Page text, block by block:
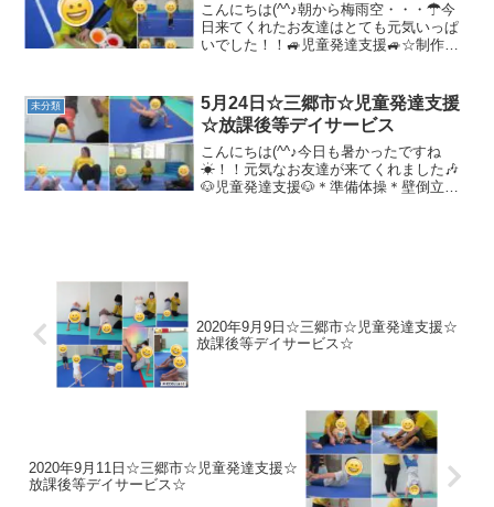
こんにちは(^^♪朝から梅雨空・・・☂今
日来てくれたお友達はとても元気いっぱ
いでした！！🚙児童発達支援🚙☆制作
壁倒立が安定していますね👏(^^♪☆トラ
ンポリン/バラ...
未分類
5月24日☆三郷市☆児童発達支援
☆放課後等デイサービス
こんにちは(^^♪今日も暑かったですね
☀！！元気なお友達が来てくれました🎶
🐶児童発達支援🐶＊準備体操＊壁倒立＊
2020年9月9日☆三郷市☆児童発達支援☆
放課後等デイサービス☆
2020年9月11日☆三郷市☆児童発達支援☆
放課後等デイサービス☆